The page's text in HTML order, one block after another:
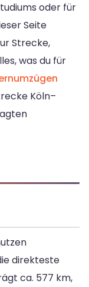
oder für
Seite
Strecke,
was du für
Köln–
direkteste
ca. 577 km,